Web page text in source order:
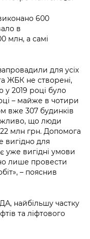
600
в
млн, а самі
для усіх
ЖБК не створені,
у 2019 році було
– майже в чотири
вже 307 будинків
що люди
млн грн. Допомога
вигідно для
уже вигідні умови
лише провести
– пояснив
найбільшу частку
та ліфтового